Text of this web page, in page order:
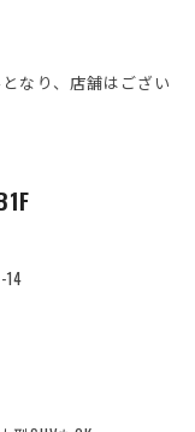
なり、店舗はござい